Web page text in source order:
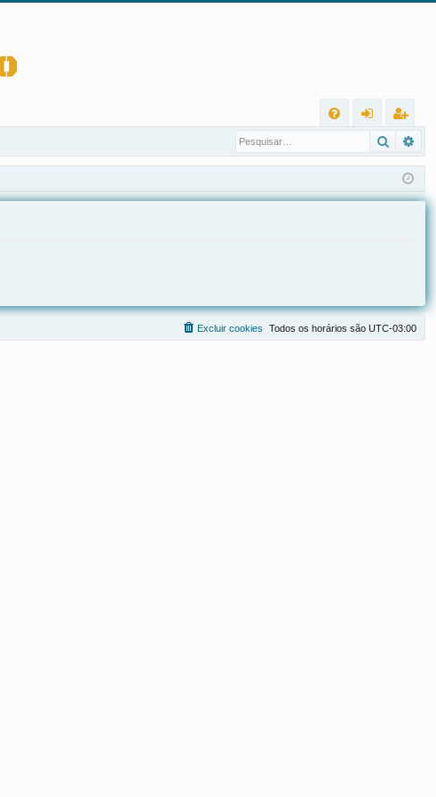
Q
ra
r
eg
ist
ra
Todos os horários são UTC-03:00
Excluir cookies